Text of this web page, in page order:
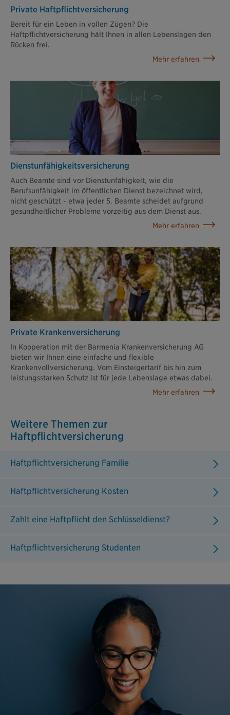
Private Haftpflicht­versicherung
Bereit für ein Leben in vollen Zügen? Die
Haftpflichtversicherung hält Ihnen in allen Lebenslagen den
Rücken frei.
Mehr erfahren
Dienstunfähigkeits­versicherung
Auch Beamte sind vor Dienstunfähigkeit, wie die
Berufsunfähigkeit im öffentlichen Dienst bezeichnet wird,
nicht geschützt - etwa jeder 5. Beamte scheidet aufgrund
gesundheitlicher Probleme vorzeitig aus dem Dienst aus.
Mehr erfahren
Private Krankenversicherung
In Kooperation mit der Barmenia Krankenversicherung AG
bieten wir Ihnen eine einfache und flexible
Krankenvollversicherung. Vom Einsteigertarif bis hin zum
leistungsstarken Schutz ist für jede Lebenslage etwas dabei.
Mehr erfahren
Weitere Themen zur
Haftpflichtversicherung
Haftpflichtversicherung Familie
Haftpflichtversicherung Kosten
Zahlt eine Haftpflicht den Schlüsseldienst?
Haftpflichtversicherung Studenten